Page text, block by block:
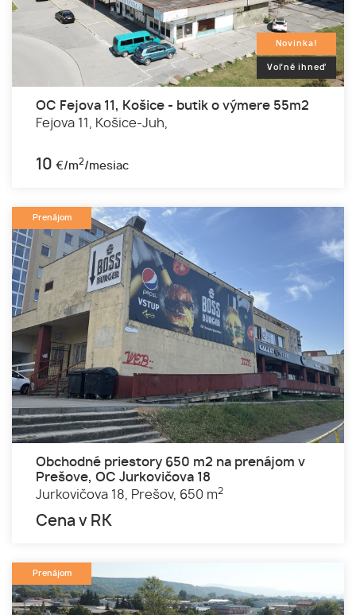
Novinka!
Voľné ihneď
OC Fejova 11, Košice - butik o výmere 55m2
Fejova 11,
Košice-Juh,
10 €/m2/mesiac
Prenájom
Obchodné priestory 650 m2 na prenájom v
Prešove, OC Jurkovičova 18
Jurkovičova 18,
Prešov, 650 m2
Cena v RK
Prenájom